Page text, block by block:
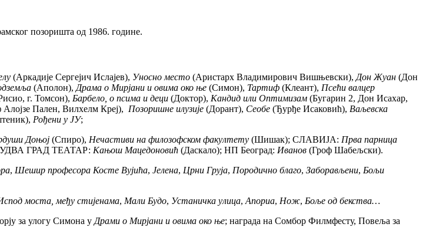
позоришта од 1986. године.
(Аркадије Сергејич Ислајев), Уносно место (Аристарх Владимирович Вишњевски), Дон Жуан (Дон
(Аполон), Драма о Мирјани и овима око ње (Симон), Тартиф (Клеант), Псећи валцер
г. Томсон), Барбело, о псима и деци (Доктор), Кандид или Оптимизам (Бугарин 2, Дон Исахар,
Алојзе Пален, Вилхелм Креј), Позоришне илузије (Дорант), Сеобе (Ђурђе Исаковић), Ваљевска
Рођени у ЈУ;
Доњој (Спиро), Нечастиви на филозофском факултету (Шишак); СЛАВИЈА: Прва парница
ГРАД ТЕАТАР: Кањош Мацедоновић (Даскало); НП Београд: Иванов (Гроф Шабељски).
, Шешир професора Косте Вујића, Јелена, Црни Груја, Породично благо, Заборављени, Бољи
моста, међу стијенама, Мали Будо, Устаничка улица, Апориа, Нож, Боље од бекства…
за улогу Симона у Драми о Мирјани и овима око ње; награда на Сомбор Филмфесту, Повеља за